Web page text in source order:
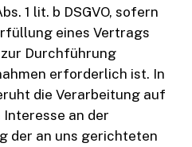
1 lit. b DSGVO, sofern
eines Vertrags
Durchführung
erforderlich ist. In
die Verarbeitung auf
an der
der an uns gerichteten